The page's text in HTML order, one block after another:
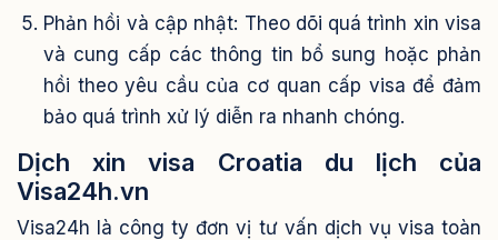
Phản hồi và cập nhật: Theo dõi quá trình xin visa
và cung cấp các thông tin bổ sung hoặc phản
hồi theo yêu cầu của cơ quan cấp visa để đảm
bảo quá trình xử lý diễn ra nhanh chóng.
Dịch xin visa Croatia du lịch của
Visa24h.vn
Visa24h là công ty đơn vị tư vấn dịch vụ visa toàn